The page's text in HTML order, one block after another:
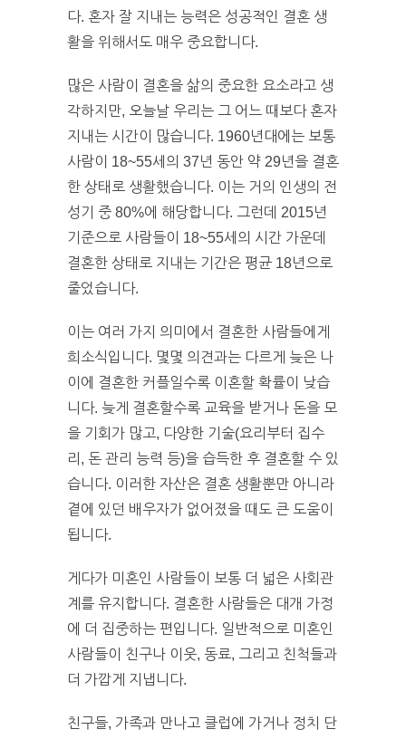
다. 혼자 잘 지내는 능력은 성공적인 결혼 생
활을 위해서도 매우 중요합니다.
많은 사람이 결혼을 삶의 중요한 요소라고 생
각하지만, 오늘날 우리는 그 어느 때보다 혼자
지내는 시간이 많습니다. 1960년대에는 보통
사람이 18~55세의 37년 동안 약 29년을 결혼
한 상태로 생활했습니다. 이는 거의 인생의 전
성기 중 80%에 해당합니다. 그런데 2015년
기준으로 사람들이 18~55세의 시간 가운데
결혼한 상태로 지내는 기간은 평균 18년으로
줄었습니다.
이는 여러 가지 의미에서 결혼한 사람들에게
희소식입니다. 몇몇 의견과는 다르게 늦은 나
이에 결혼한 커플일수록 이혼할 확률이 낮습
니다. 늦게 결혼할수록 교육을 받거나 돈을 모
을 기회가 많고, 다양한 기술(요리부터 집수
리, 돈 관리 능력 등)을 습득한 후 결혼할 수 있
습니다. 이러한 자산은 결혼 생활뿐만 아니라
곁에 있던 배우자가 없어졌을 때도 큰 도움이
됩니다.
게다가 미혼인 사람들이 보통 더 넓은 사회관
계를 유지합니다. 결혼한 사람들은 대개 가정
에 더 집중하는 편입니다. 일반적으로 미혼인
사람들이 친구나 이웃, 동료, 그리고 친척들과
더 가깝게 지냅니다.
친구들, 가족과 만나고 클럽에 가거나 정치 단